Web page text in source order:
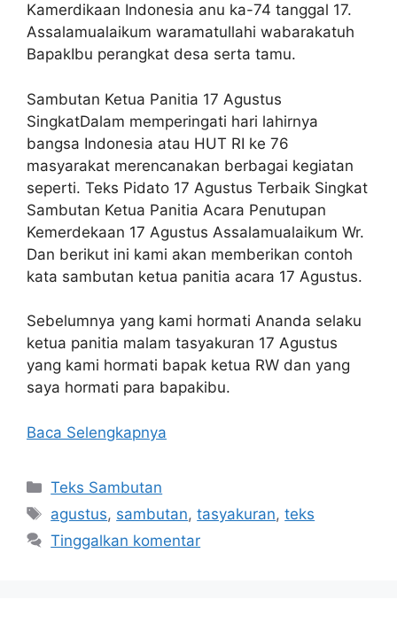
Kamerdikaan Indonesia anu ka-74 tanggal 17.
Assalamualaikum waramatullahi wabarakatuh
BapakIbu perangkat desa serta tamu.
Sambutan Ketua Panitia 17 Agustus
SingkatDalam memperingati hari lahirnya
bangsa Indonesia atau HUT RI ke 76
masyarakat merencanakan berbagai kegiatan
seperti. Teks Pidato 17 Agustus Terbaik Singkat
Sambutan Ketua Panitia Acara Penutupan
Kemerdekaan 17 Agustus Assalamualaikum Wr.
Dan berikut ini kami akan memberikan contoh
kata sambutan ketua panitia acara 17 Agustus.
Sebelumnya yang kami hormati Ananda selaku
ketua panitia malam tasyakuran 17 Agustus
yang kami hormati bapak ketua RW dan yang
saya hormati para bapakibu.
Baca Selengkapnya
Kategori
Teks Sambutan
Tag
agustus, sambutan,tasyakuran,teks
Tinggalkan komentar